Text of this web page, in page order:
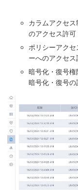
カラムアクセ
のアクセス許
ポリシーアク
ーへのアクセ
暗号化・復号
暗号化・復号